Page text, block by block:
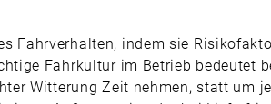
Fahrverhalten, indem sie
Fahrkultur im Betrieb bedeutet
Witterung Zeit nehmen, statt um